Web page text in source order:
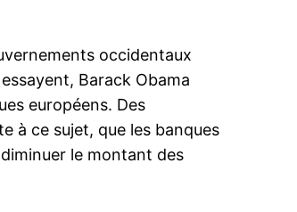
occidentaux
Barack Obama
européens. Des
à ce sujet, que les banques
le montant des